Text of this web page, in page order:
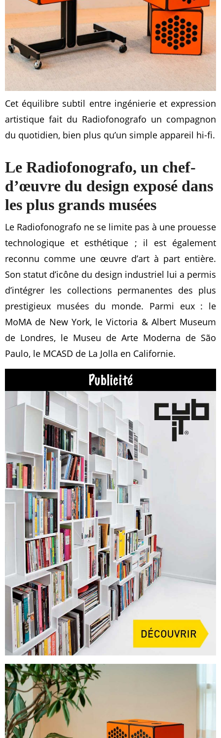
Cet équilibre subtil entre ingénierie et expression
artistique fait du Radiofonografo un compagnon
du quotidien, bien plus qu’un simple appareil hi-fi.
Le Radiofonografo, un chef-
d’œuvre du design exposé dans
les plus grands musées
Le Radiofonografo ne se limite pas à une prouesse
technologique et esthétique ; il est également
reconnu comme une œuvre d’art à part entière.
Son statut d’icône du design industriel lui a permis
d’intégrer les collections permanentes des plus
prestigieux musées du monde. Parmi eux : le
MoMA de New York, le Victoria & Albert Museum
de Londres, le Museu de Arte Moderna de São
Paulo, le MCASD de La Jolla en Californie.